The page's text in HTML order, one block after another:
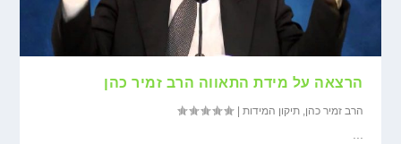
הרצאה על מידת התאווה הרב זמיר כהן
הרב זמיר כהן,תיקון המידות |